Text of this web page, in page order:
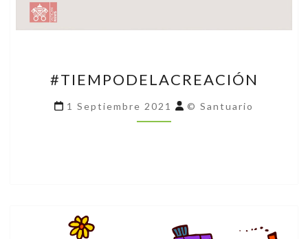
#TIEMPODELACREACIÓN
1 Septiembre 2021 © Santuario